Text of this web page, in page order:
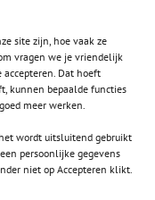
site zijn, hoe vaak ze
vragen we je vriendelijk
Dat hoeft
kunnen bepaalde functies
meer werken.
wordt uitsluitend gebruikt
persoonlijke gegevens
niet op Accepteren klikt.